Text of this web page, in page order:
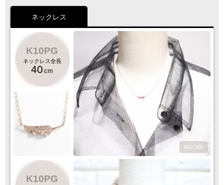
K10PG
K18YG
ネックレス
K10PG
ネックレス全長
40 cm
¥60,500
K10PG